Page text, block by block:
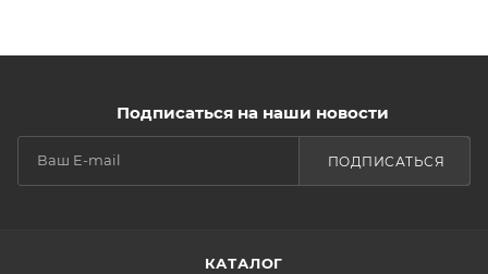
Подписаться на наши новости
ПОДПИСАТЬСЯ
КАТАЛОГ